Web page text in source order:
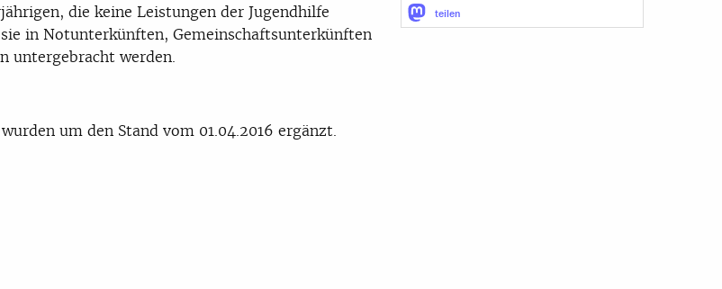
die keine Leistungen der Jugendhilfe
in Notunterkünften, Gemeinschaftsunterkünften
untergebracht werden.
um den Stand vom 01.04.2016 ergänzt.
teilen